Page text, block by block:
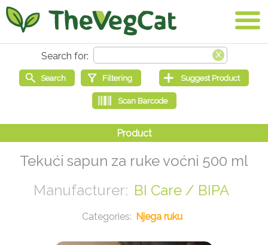
Tekući sapun za ruke voćni 500 ml
BI Care / BIPA
Njega ruku